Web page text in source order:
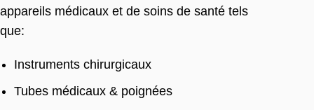
appareils médicaux et de soins de santé tels
que:
Instruments chirurgicaux
Tubes médicaux & poignées